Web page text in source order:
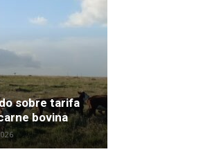
sobre tarifa
bovina